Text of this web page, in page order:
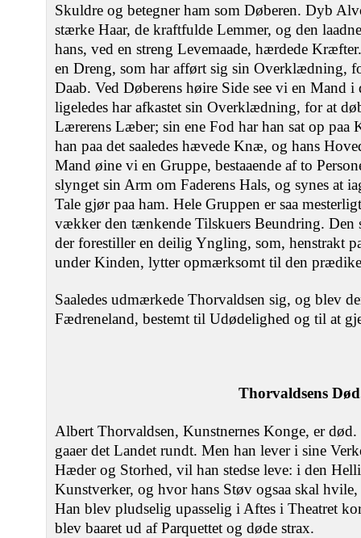
Skuldre og betegner ham som Døberen. Dyb
stærke Haar, de kraftfulde Lemmer, og den
hans, ved en streng Levemaade, hærdede
en Dreng, som har afført sig sin Overklædning,
Daab. Ved Døberens høire Side see vi en Mand
ligeledes har afkastet sin Overklædning, for at
Lærerens Læber; sin ene Fod har han sat op paa
han paa det saaledes hævede Knæ, og hans
Mand øine vi en Gruppe, bestaaende af to
slynget sin Arm om Faderens Hals, og synes at
Tale gjør paa ham. Hele Gruppen er saa
vækker den tænkende Tilskuers Beundring. Den
der forestiller en deilig Yngling, som, henstrakt
under Kinden, lytter opmærksomt til den
Saaledes udmærkede Thorvaldsen sig, og blev
Fædreneland, bestemt til Udødelighed og til at
Thorvaldsens
Albert Thorvaldsen, Kunstnernes Konge, er
gaaer det Landet rundt. Men han lever i sine
Hæder og Storhed, vil han stedse leve: i den
Kunstverker, og hvor hans Støv ogsaa skal
Han blev pludselig upasselig i Aftes i Theatret
blev baaret ud af Parquettet og døde strax.